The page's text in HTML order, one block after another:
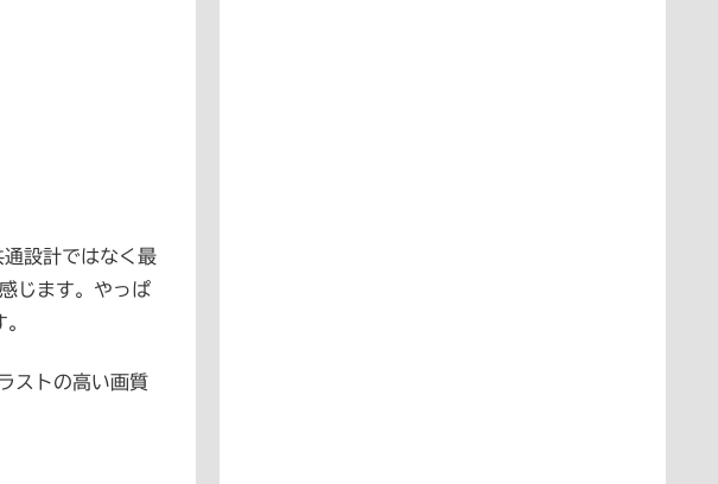
設計ではなく最
じます。やっぱ
ストの高い画質